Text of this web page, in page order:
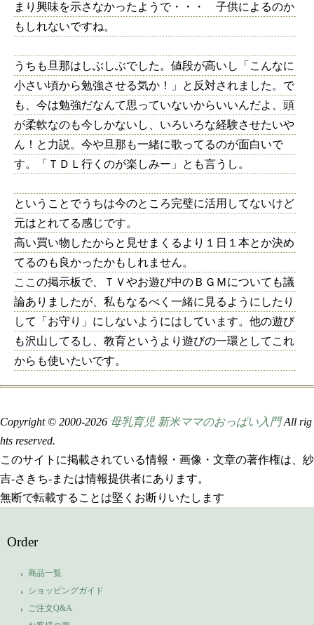
まり興味を示さなかったようで・・・ 子供によるのか
もしれないですね。
うちも旦那はしぶしぶでした。値段が高いし「こんなに
小さい頃から勉強させる気か！」と反対されました。で
も、今は勉強だなんて思っていないからいいんだよ、頭
が柔軟なのも今しかないし、いろいろな経験させたいや
ん！と力説。今や旦那も一緒に歌ってるのが面白いで
す。「ＴＤＬ行くのが楽しみー」とも言うし。
ということでうちは今のところ完璧に活用してないけど
元はとれてる感じです。
高い買い物したからと見せまくるより１日１本とか決め
てるのも良かったかもしれません。
ここの掲示板で、ＴＶやお遊び中のＢＧＭについても議
論ありましたが、私もなるべく一緒に見るようにしたり
して「お守り」にしないようにはしています。他の遊び
も沢山してるし、教育というより遊びの一環としてこれ
からも使いたいです。
Copyright © 2000-2026 母乳育児 新米ママのおっぱい入門All rig
hts reserved.
このサイトに掲載されている情報・画像・文章の著作権は、紗
吉-さきち-または情報提供者にあります。
無断で転載することは堅くお断りいたします
Order
商品一覧
ショッピングガイド
ご注文Q&A